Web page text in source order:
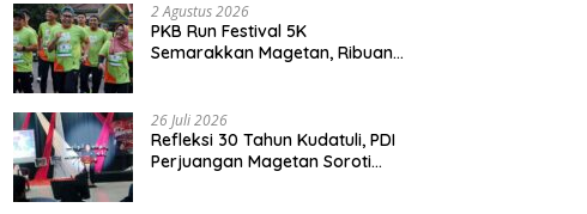
2 Agustus 2026
PKB Run Festival 5K
Semarakkan Magetan, Ribuan
26 Juli 2026
Refleksi 30 Tahun Kudatuli, PDI
Perjuangan Magetan Soroti